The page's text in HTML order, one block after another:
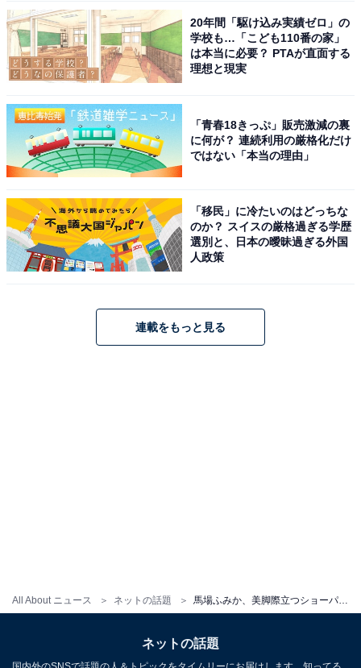
All About ニュース ネットの話題
20年間「駆け込み実績ゼロ」の
学校も…「こども110番の家」
は本当に必要？ PTAが直面する
理想と現実
「青春18きっぷ」販売激減の裏
に何が？ 連続利用の厳格化だけ
ではない「本当の理由」
「移民」に冷たいのはどっちな
のか？ スイスの厳格過ぎる学歴
選別と、日本の曖昧過ぎる外国
人政策
連載をもっと見る
ネットの話題